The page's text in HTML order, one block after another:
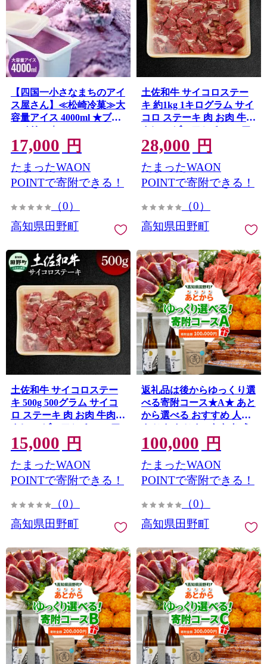
【四国一小さなまちのアイ
ス屋さん】≪松崎冷菓≫大
容量アイス 4000ml ★ブル
ーベリー★
17,000 円
たまったWAON
POINTで寄附できる！
（0）
高知県田野町
土佐和牛 サイコロステー
キ 約1kg 1キログラム サイ
コロ ステーキ 肉 お肉 牛肉
カレー ビーフシチュー ア
レンジ 丼 黒毛和種 煮込み
やわらかい 赤身 ジューシ
ー 上品 旨味 高知県産
28,000 円
たまったWAON
POINTで寄附できる！
（0）
高知県田野町
土佐和牛 サイコロステー
キ 500g 500グラム サイコ
ロ ステーキ 肉 お肉 牛肉
カレー ビーフシチュー ア
レンジ 丼 黒毛和種 煮込み
やわらかい 赤身 ジューシ
ー 上品 旨味 高知県産
15,000 円
たまったWAON
POINTで寄附できる！
（0）
高知県田野町
返礼品は後からゆっくり選
べる寄附コース★A★ あと
から選べる おすすめ 人気
カツオ カツオのたたき う
なぎ 鰻 肉 酒 塩 魚 魚介 カ
タログ 100000円
100,000 円
たまったWAON
POINTで寄附できる！
（0）
高知県田野町